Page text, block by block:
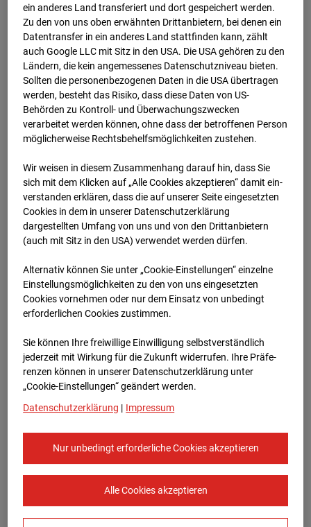
06.07.2026
ein anderes Land transferiert und dort gespeichert werden.
Zu den von uns oben erwähnten Drittanbietern, bei denen ein
Datentransfer in ein anderes Land stattfinden kann, zählt
auch Google LLC mit Sitz in den USA. Die USA gehören zu den
Ländern, die kein angemessenes Datenschutzniveau bieten.
Sollten die personenbezogenen Daten in die USA übertragen
werden, besteht das Risiko, dass diese Daten von US-
Behörden zu Kontroll- und Überwachungszwecken
verarbeitet werden können, ohne dass der betroffenen Person
möglicherweise Rechtsbehelfsmöglichkeiten zustehen.
Wir weisen in diesem Zusammenhang darauf hin, dass Sie
sich mit dem Klicken auf „Alle Cookies akzeptieren“ damit ein­
ver­standen erklären, dass die auf unserer Seite eingesetzten
Cookies in dem in unserer Datenschutzerklärung
dargestellten Umfang von uns und von den Drittanbietern
(auch mit Sitz in den USA) verwendet werden dürfen.
Alternativ können Sie unter „Cookie-Einstellungen“ einzelne
Einstellungsmöglichkeiten zu den von uns eingesetzten
Cookies vornehmen oder nur dem Einsatz von unbedingt
erforderlichen Cookies zustimmen.
Sie können Ihre freiwillige Einwilligung selbstverständlich
jederzeit mit Wirkung für die Zukunft widerrufen. Ihre Prä­fe­
renzen können in unserer Datenschutzerklärung unter
„Cookie-Einstellungen“ geändert werden.
Datenschutzerklärung | Impressum
Nur unbedingt erforderliche Cookies akzeptieren
Alle Cookies akzeptieren